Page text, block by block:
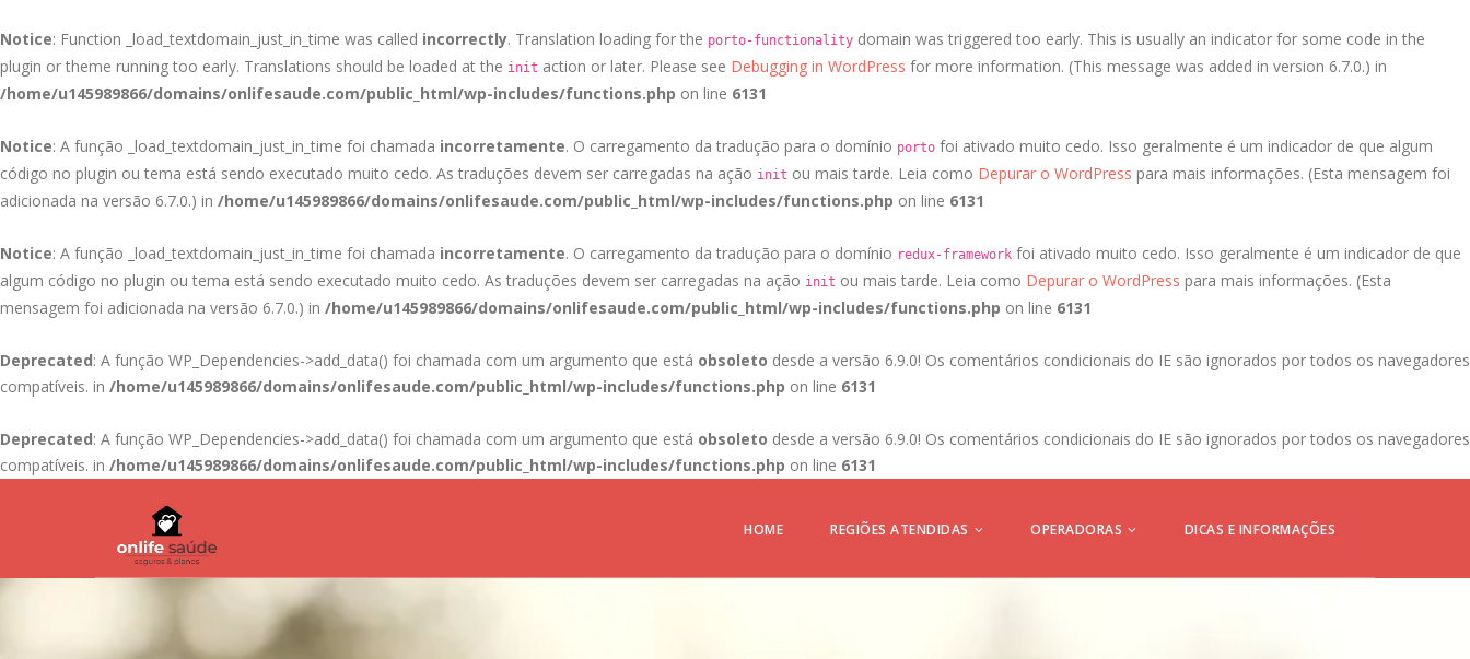
Notice: Function _load_textdomain_just_in_time was called incorrectly. Translation loading for the porto-functionality domain was triggered too early. This is usually an indicator for some code in the
plugin or theme running too early. Translations should be loaded at the init action or later. Please see Debugging in WordPress for more information. (This message was added in version 6.7.0.) in
/home/u145989866/domains/onlifesaude.com/public_html/wp-includes/functions.php on line 6131
Notice: A função _load_textdomain_just_in_time foi chamada incorretamente. O carregamento da tradução para o domínio porto foi ativado muito cedo. Isso geralmente é um indicador de que algum
código no plugin ou tema está sendo executado muito cedo. As traduções devem ser carregadas na ação init ou mais tarde. Leia como Depurar o WordPress para mais informações. (Esta mensagem foi
adicionada na versão 6.7.0.) in /home/u145989866/domains/onlifesaude.com/public_html/wp-includes/functions.php on line 6131
Notice: A função _load_textdomain_just_in_time foi chamada incorretamente. O carregamento da tradução para o domínio redux-framework foi ativado muito cedo. Isso geralmente é um indicador de que
algum código no plugin ou tema está sendo executado muito cedo. As traduções devem ser carregadas na ação init ou mais tarde. Leia como Depurar o WordPress para mais informações. (Esta
mensagem foi adicionada na versão 6.7.0.) in /home/u145989866/domains/onlifesaude.com/public_html/wp-includes/functions.php on line 6131
Deprecated: A função WP_Dependencies->add_data() foi chamada com um argumento que está obsoleto desde a versão 6.9.0! Os comentários condicionais do IE são ignorados por todos os navegadores
compatíveis. in /home/u145989866/domains/onlifesaude.com/public_html/wp-includes/functions.php on line 6131
Deprecated: A função WP_Dependencies->add_data() foi chamada com um argumento que está obsoleto desde a versão 6.9.0! Os comentários condicionais do IE são ignorados por todos os navegadores
compatíveis. in /home/u145989866/domains/onlifesaude.com/public_html/wp-includes/functions.php on line 6131
HOME REGIÕES ATENDIDAS OPERADORAS DICAS E INFORMAÇÕES